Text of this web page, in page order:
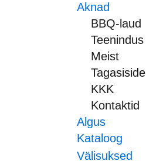
Aknad
BBQ-laud
Teenindus
Meist
Tagasiside
KKK
Kontaktid
Algus
Kataloog
Välisuksed